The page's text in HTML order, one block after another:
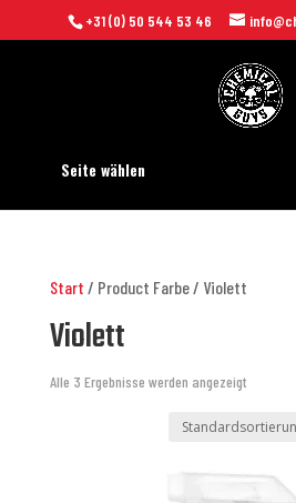
+31 (0) 50 544 53 46
Seite wählen
Start / Product Farbe / Violett
Violett
Alle 3 Ergebnisse werden angezeigt